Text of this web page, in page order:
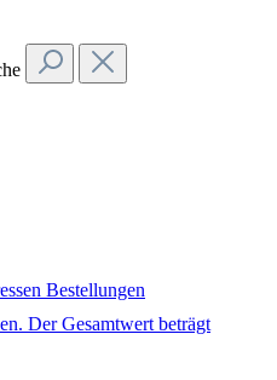
Bestellungen
Der Gesamtwert beträgt